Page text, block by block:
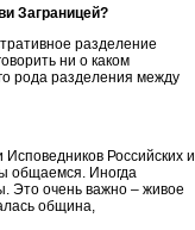
Заграницей?
разделение
ни о каком
рода разделения между
Российских и
общаемся. Иногда
Это очень важно – живое
община,